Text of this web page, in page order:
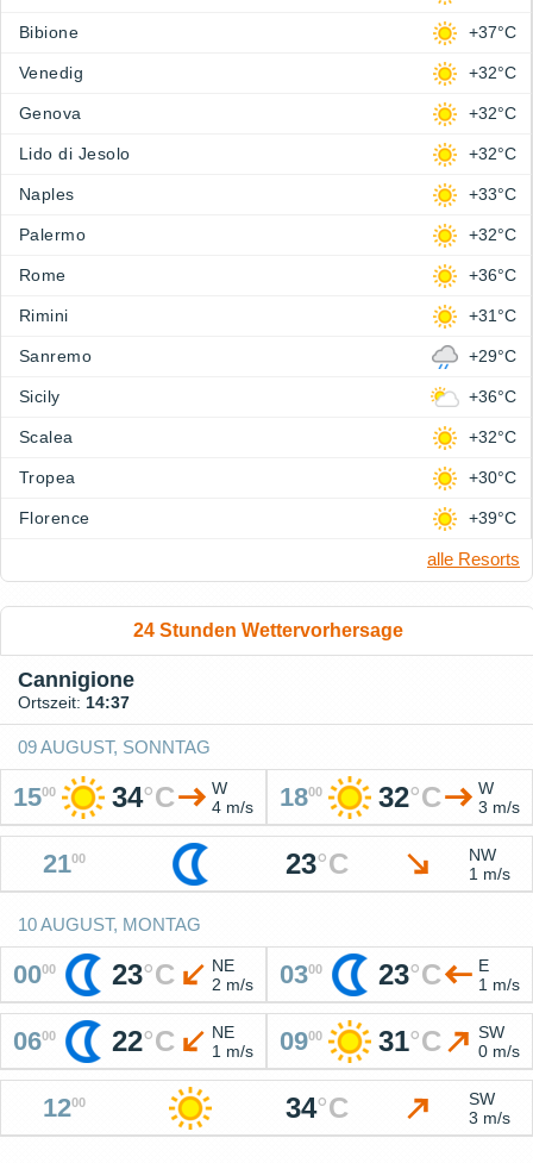
Bibione +37°C
Venedig +32°C
Genova +32°C
Lido di Jesolo +32°C
Naples +33°C
Palermo +32°C
Rome +36°C
Rimini +31°C
Sanremo +29°C
Sicily +36°C
Scalea +32°C
Tropea +30°C
Florence +39°C
alle Resorts
24 Stunden Wettervorhersage
Cannigione
Ortszeit: 14:37
09 AUGUST, SONNTAG
1500 34°C
W
4 m/s
1800 32°C
W
3 m/s
2100 23°C
NW
1 m/s
10 AUGUST, MONTAG
0000 23°C
NE
2 m/s
0300 23°C
E
1 m/s
0600 22°C
NE
1 m/s
0900 31°C
SW
0 m/s
1200 34°C
SW
3 m/s